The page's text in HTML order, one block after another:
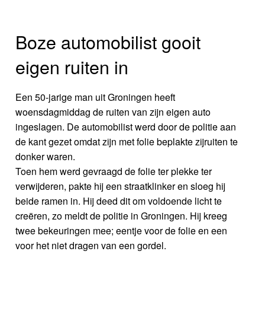
Boze automobilist gooit
eigen ruiten in
Een 50-jarige man uit Groningen heeft
woensdagmiddag de ruiten van zijn eigen auto
ingeslagen. De automobilist werd door de politie aan
de kant gezet omdat zijn met folie beplakte zijruiten te
donker waren.
Toen hem werd gevraagd de folie ter plekke ter
verwijderen, pakte hij een straatklinker en sloeg hij
beide ramen in. Hij deed dit om voldoende licht te
creëren, zo meldt de politie in Groningen. Hij kreeg
twee bekeuringen mee; eentje voor de folie en een
voor het niet dragen van een gordel.